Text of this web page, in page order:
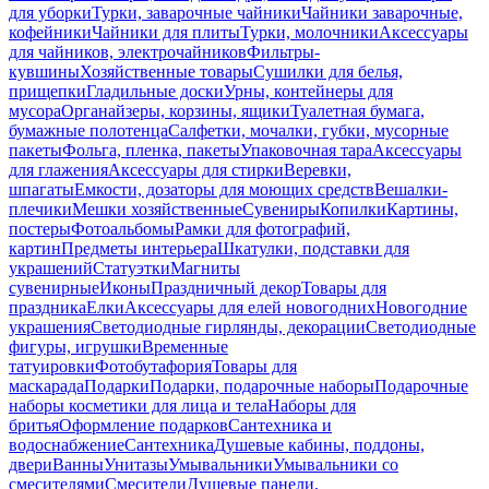
для уборкиТурки, заварочные чайникиЧайники заварочные,
кофейникиЧайники для плитыТурки, молочникиАксессуары
для чайников, электрочайниковФильтры-
кувшиныХозяйственные товарыСушилки для белья,
прищепкиГладильные доскиУрны, контейнеры для
мусораОрганайзеры, корзины, ящикиТуалетная бумага,
бумажные полотенцаСалфетки, мочалки, губки, мусорные
пакетыФольга, пленка, пакетыУпаковочная тараАксессуары
для глаженияАксессуары для стиркиВеревки,
шпагатыЕмкости, дозаторы для моющих средствВешалки-
плечикиМешки хозяйственныеСувенирыКопилкиКартины,
постерыФотоальбомыРамки для фотографий,
картинПредметы интерьераШкатулки, подставки для
украшенийСтатуэткиМагниты
сувенирныеИконыПраздничный декорТовары для
праздникаЕлкиАксессуары для елей новогоднихНовогодние
украшенияСветодиодные гирлянды, декорацииСветодиодные
фигуры, игрушкиВременные
татуировкиФотобутафорияТовары для
маскарадаПодаркиПодарки, подарочные наборыПодарочные
наборы косметики для лица и телаНаборы для
бритьяОформление подарковСантехника и
водоснабжениеСантехникаДушевые кабины, поддоны,
двериВанныУнитазыУмывальникиУмывальники со
смесителямиСмесителиДушевые панели,